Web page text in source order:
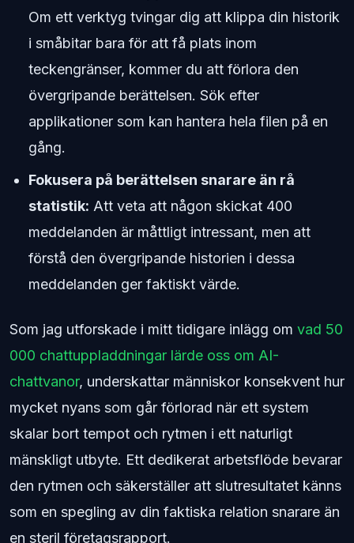
Om ett verktyg tvingar dig att klippa din historik
i småbitar bara för att få plats inom
teckengränser, kommer du att förlora den
övergripande berättelsen. Sök efter
applikationer som kan hantera hela filen på en
gång.
Fokusera på berättelsen snarare än rå
statistik: Att veta att någon skickat 400
meddelanden är måttligt intressant, men att
förstå den övergripande historien i dessa
meddelanden ger faktiskt värde.
Som jag utforskade i mitt tidigare inlägg om vad 50
000 chattuppladdningar lärde oss om AI-
chattvanor, underskattar människor konsekvent hur
mycket nyans som går förlorad när ett system
skalar bort tempot och rytmen i ett naturligt
mänskligt utbyte. Ett dedikerat arbetsflöde bevarar
den rytmen och säkerställer att slutresultatet känns
som en spegling av din faktiska relation snarare än
en steril företagsrapport.